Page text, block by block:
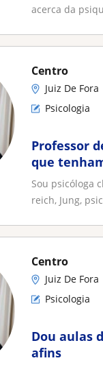
acerca da
Centro
Juiz De Fora
Psicologia
Professor
que
Sou psicóloga
reich, Jung,
Centro
Juiz De Fora
Psicologia
Dou aulas
afins